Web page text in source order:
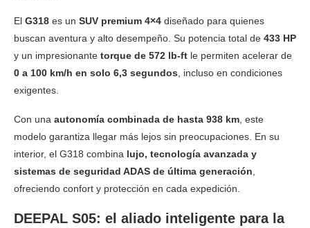
El G318 es un SUV premium 4×4 diseñado para quienes
buscan aventura y alto desempeño. Su potencia total de 433 HP
y un impresionante torque de 572 lb-ft le permiten acelerar de
0 a 100 km/h en solo 6,3 segundos , incluso en condiciones
exigentes.
Con una autonomía combinada de hasta 938 km , este
modelo garantiza llegar más lejos sin preocupaciones. En su
interior, el G318 combina lujo, tecnología avanzada y
sistemas de seguridad ADAS de última generación
ofreciendo confort y protección en cada expedición.
DEEPAL S05: el aliado inteligente para la